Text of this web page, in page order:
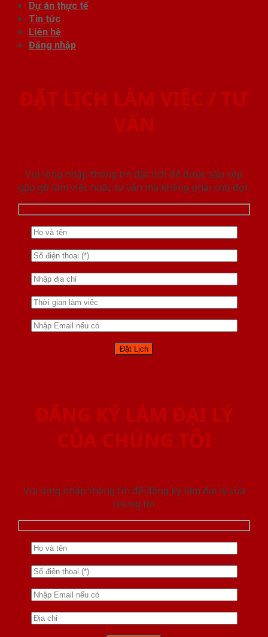
Dự án thực tế
Tin tức
Liên hệ
Đăng nhập
ĐẶT LỊCH LÀM VIỆC / TƯ
VẤN
Vui lòng nhập thông tin đặt lịch để được sắp xếp
gặp gỡ làm việc hoăc tư vấn mà không phải chờ đợi.
ĐĂNG KÝ LÀM ĐẠI LÝ
CỦA CHÚNG TÔI
Vui lòng nhập thông tin để đăng ký làm đại lý của
chúng tôi